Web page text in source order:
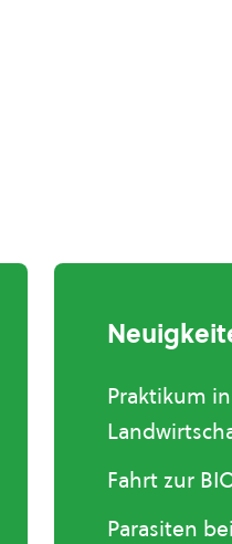
Praktikum
Fahrt zur
Parasiten